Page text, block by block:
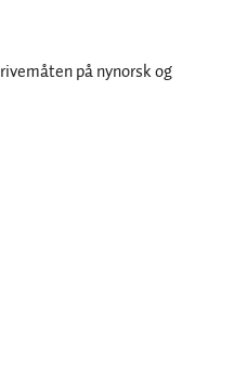
på nynorsk og